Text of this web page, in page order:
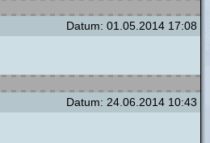
Datum: 01.05.2014 17:08
Datum: 24.06.2014 10:43